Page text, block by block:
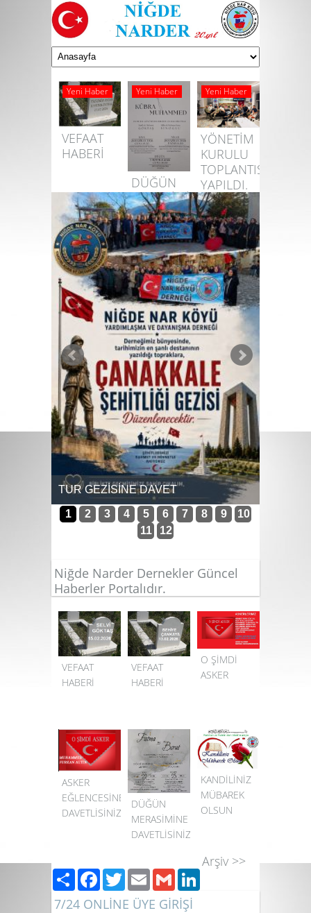
Yeni Haber
VEFAAT
HABERİ
Yeni Haber
DÜĞÜN
MERASİMİNE
DAVETLİSİNİZ
Yeni Haber
YÖNETİM
KURULU
TOPLANTISI
YAPILDI.
TUR GEZİSİNE DAVET
1 2 3 4 5 6 7 8 9
10
11
12
Niğde Narder Dernekler Güncel
Haberler Portalıdır.
VEFAAT
HABERİ
VEFAAT
HABERİ
O ŞİMDİ
ASKER
ASKER
EĞLENCESİNE
DAVETLİSİNİZ
DÜĞÜN
MERASİMİNE
DAVETLİSİNİZ
KANDİLİNİZ
MÜBAREK
OLSUN
Arşiv >>
PaylaşFacebook
TwitterEmailGmail LinkedIn
7/24 ONLİNE ÜYE GİRİŞİ